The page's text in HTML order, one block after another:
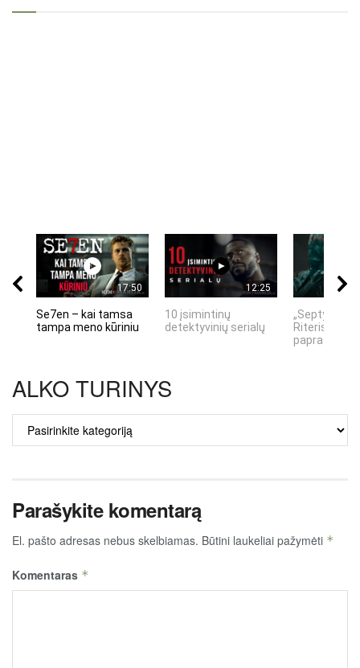
17:50
Se7en – kai tamsa
tampa meno kūriniu
12:25
10 įsimintinų
detektyvinių serialų
„Septynių
Riteris" – kai
ALKO TURINYS
ALKO
TURINYS
Parašykite komentarą
El. pašto adresas nebus skelbiamas. Būtini laukeliai pažymėti *
Komentaras *